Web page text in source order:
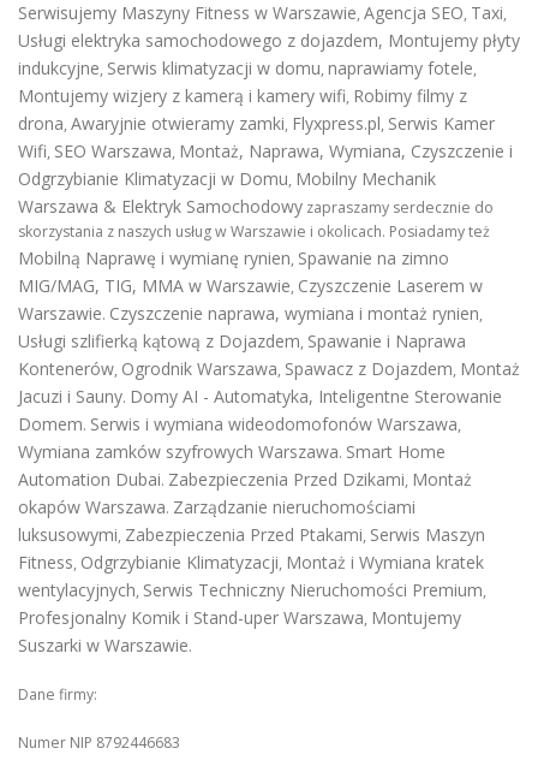
Serwisujemy Maszyny Fitness w Warszawie, Agencja SEO, Taxi,
Usługi elektryka samochodowego z dojazdem, Montujemy płyty
indukcyjne, Serwis klimatyzacji w domu, naprawiamy fotele,
Montujemy wizjery z kamerą i kamery wifi, Robimy filmy z
drona, Awaryjnie otwieramy zamki, Flyxpress.pl, Serwis Kamer
Wifi, SEO Warszawa, Montaż, Naprawa, Wymiana, Czyszczenie i
Odgrzybianie Klimatyzacji w Domu, Mobilny Mechanik
Warszawa & Elektryk Samochodowy zapraszamy serdecznie do
skorzystania z naszych usług w Warszawie i okolicach. Posiadamy też
Mobilną Naprawę i wymianę rynien, Spawanie na zimno
MIG/MAG, TIG, MMA w Warszawie, Czyszczenie Laserem w
Warszawie. Czyszczenie naprawa, wymiana i montaż rynien,
Usługi szlifierką kątową z Dojazdem, Spawanie i Naprawa
Kontenerów, Ogrodnik Warszawa, Spawacz z Dojazdem, Montaż
Jacuzi i Sauny. Domy AI - Automatyka, Inteligentne Sterowanie
Domem. Serwis i wymiana wideodomofonów Warszawa,
Wymiana zamków szyfrowych Warszawa. Smart Home
Automation Dubai. Zabezpieczenia Przed Dzikami, Montaż
okapów Warszawa. Zarządzanie nieruchomościami
luksusowymi, Zabezpieczenia Przed Ptakami, Serwis Maszyn
Fitness, Odgrzybianie Klimatyzacji, Montaż i Wymiana kratek
wentylacyjnych, Serwis Techniczny Nieruchomości Premium,
Profesjonalny Komik i Stand-uper Warszawa, Montujemy
Suszarki w Warszawie.
Dane firmy:
Numer NIP 8792446683